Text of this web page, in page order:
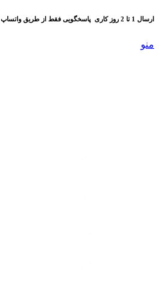
ارسال 1 تا 2 روز کاری پاسخگویی فقط از طریق واتساپ
منو